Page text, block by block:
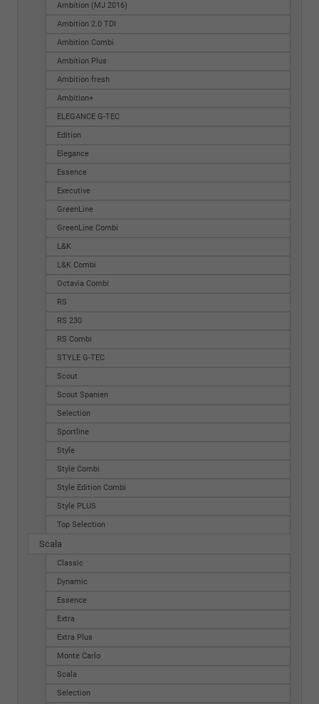
Ambition (MJ 2016)
Ambition 2.0 TDI
Ambition Combi
Ambition Plus
Ambition fresh
Ambition+
ELEGANCE G-TEC
Edition
Elegance
Essence
Executive
GreenLine
GreenLine Combi
L&K
L&K Combi
Octavia Combi
RS
RS 230
RS Combi
STYLE G-TEC
Scout
Scout Spanien
Selection
Sportline
Style
Style Combi
Style Edition Combi
Style PLUS
Top Selection
Scala
Classic
Dynamic
Essence
Extra
Extra Plus
Monte Carlo
Scala
Selection